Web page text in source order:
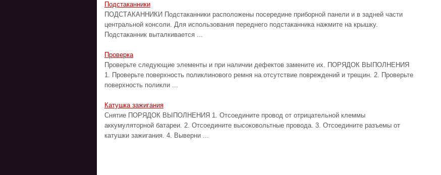
Подстаканники
ПОДСТАКАННИКИ Подстаканники расположены посередине приборной панели и в задней части
центральной консоли. Для использования переднего подстаканника нажмите на крышку.
Подстаканник выталкивается ...
Проверка
Проверьте следующие элементы и при наличии дефектов замените их. ПОРЯДОК ВЫПОЛНЕНИЯ
1. Проверьте поверхность поликлинового ремня на отсутствие повреждений и трещин. 2. Проверьте
поверхность поликли ...
Катушка зажигания
Снятие ПОРЯДОК ВЫПОЛНЕНИЯ 1. Отсоедините провод от отрицательной клеммы
аккумуляторной батареи. 2. Отсоедините высоковольтные провода. 3. Отсоедините разъемы от
катушки зажигания. 4. Выверни ...